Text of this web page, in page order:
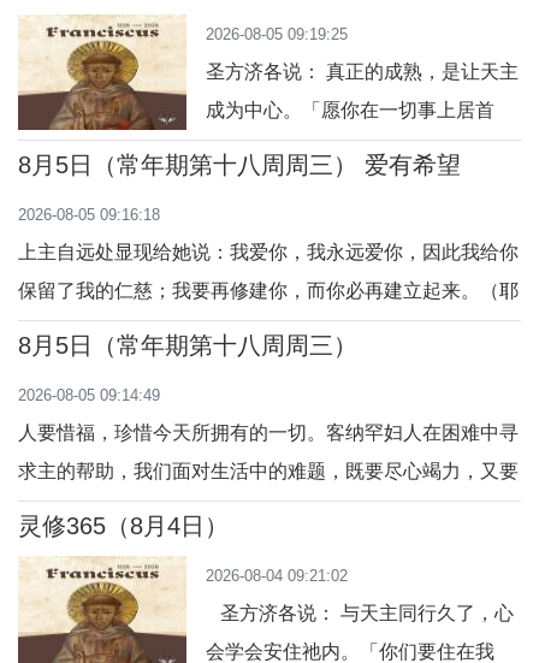
们，并且云中有声音说：「这是我的爱子，我所喜悦的，你
们要听从他！」”（玛17：1-9）
2026-08-05 09:19:25
圣方济各说： 真正的成熟，是让天主
成为中心。「愿你在一切事上居首
位。」（哥 1:18）今日行动：把天主
8月5日（常年期第十八周周三） 爱有希望
2026-08-05 09:16:18
上主自远处显现给她说：我爱你，我永远爱你，因此我给你
保留了我的仁慈；我要再修建你，而你必再建立起来。（耶
31:1-7）天主因为人的罪恶而惩罚人，但却永远不会抛弃
主对人的爱。父母的爱，是忘我与牺牲的爱，是完全为了孩
子的爱。天主在不同的历史时期，通过先知向各
8月5日（常年期第十八周周三）
2026-08-05 09:14:49
人要惜福，珍惜今天所拥有的一切。客纳罕妇人在困难中寻
求主的帮助，我们面对生活中的难题，既要尽心竭力，又要
达味之子，可怜我吧!我的女儿，被魔鬼纠缠得好苦啊!」(玛
15:21-28)
灵修365（8月4日）
2026-08-04 09:21:02
圣方济各说： 与天主同行久了，心
会学会安住祂内。「你们要住在我